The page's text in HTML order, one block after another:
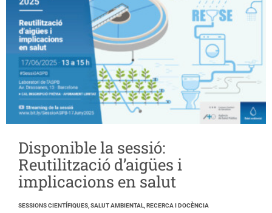
Disponible la sessió:
Reutilització d’aigües i
implicacions en salut
SESSIONS CIENTÍFIQUES, SALUT AMBIENTAL, RECERCA I DOCÈNCIA